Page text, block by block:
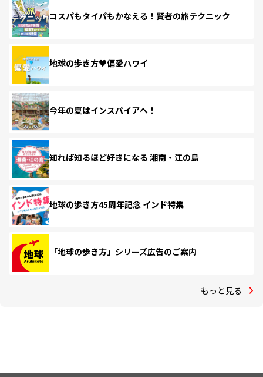
コスパもタイパもかなえる！賢者の旅テクニック
地球の歩き方♥偏愛ハワイ
今年の夏はインスパイアへ！
知れば知るほど好きになる 湘南・江の島
地球の歩き方45周年記念 インド特集
「地球の歩き方」シリーズ広告のご案内
もっと見る